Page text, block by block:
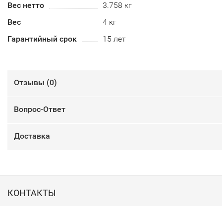
Вес нетто
3.758 кг
Вес
4 кг
Гарантийный срок
15 лет
Отзывы (0)
Вопрос-Ответ
Доставка
КОНТАКТЫ